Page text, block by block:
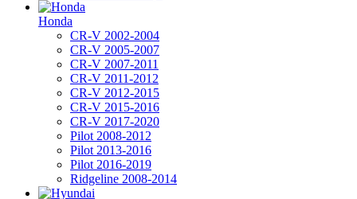
Honda
CR-V 2002-2004
CR-V 2005-2007
CR-V 2007-2011
CR-V 2011-2012
CR-V 2012-2015
CR-V 2015-2016
CR-V 2017-2020
Pilot 2008-2012
Pilot 2013-2016
Pilot 2016-2019
Ridgeline 2008-2014